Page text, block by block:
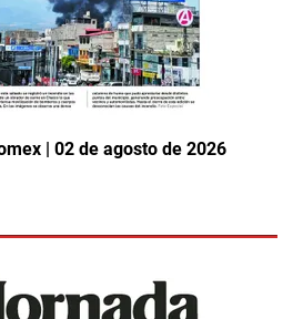
| 02 de agosto de 2026